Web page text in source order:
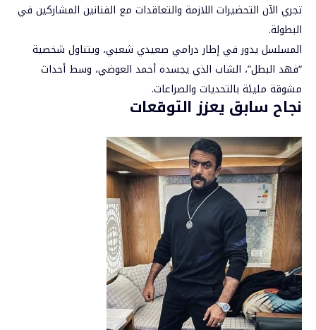
تجري الآن التحضيرات اللازمة والتعاقدات مع الفنانين المشاركين في
البطولة.
المسلسل يدور في إطار درامي صعيدي شعبي، ويتناول شخصية
“فهد البطل”، الشاب الذي يجسده أحمد العوضي، وسط أحداث
مشوقة مليئة بالتحديات والصراعات.
نجاح سابق يعزز التوقعات